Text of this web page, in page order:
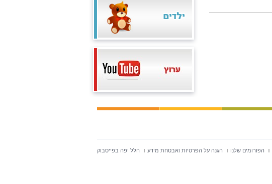
הפורומים שלנו הגנה על הפרטיות ואבטחת מידע הלל יפה בפייסבוק